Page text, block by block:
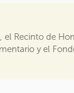
el Recinto de
y el